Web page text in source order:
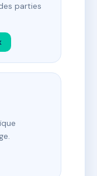
parties